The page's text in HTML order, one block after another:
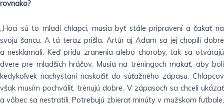
rovnako?
„Hoci sú to mladí chlapci, musia byť stále pripravení a čakať na
svoju šancu. A tá teraz prišla. Artúr aj Adam sa jej chopili dobre
a nesklamali. Keď prídu zranenia alebo choroby, tak sa otvárajú
dvere pre mladších hráčov. Musia na tréningoch makať, aby boli
kedykoľvek nachystaní naskočiť do súťažného zápasu. Chlapcov
však musím pochváliť, trénujú dobre. V zápasoch sa chceli ukázať
a vôbec sa nestratili. Potrebujú zbierať minúty v mužskom futbale,